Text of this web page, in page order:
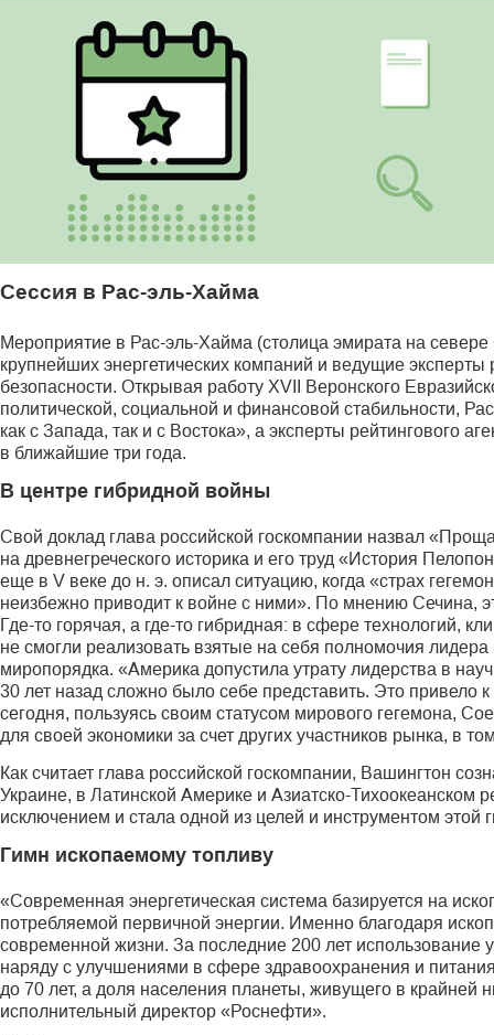
Сессия в Рас-эль-Хайма
Мероприятие в Рас-эль-Хайма (столица эмирата на
крупнейших энергетических компаний и ведущие
безопасности. Открывая работу XVII Веронского
политической, социальной и финансовой стабильности,
как с Запада, так и с Востока», а эксперты рейтингового
в ближайшие три года.
В центре гибридной войны
Свой доклад глава российской госкомпании назвал
на древнегреческого историка и его труд «История
еще в V веке до н. э. описал ситуацию, когда «страх
неизбежно приводит к войне с ними». По мнению Сечина,
Где-то горячая, а где-то гибридная: в сфере технологий,
не смогли реализовать взятые на себя полномочия
миропорядка. «Америка допустила утрату лидерства в
30 лет назад сложно было себе представить. Это
сегодня, пользуясь своим статусом мирового гегемона,
для своей экономики за счет других участников рынка, в
Как считает глава российской госкомпании, Вашингтон
Украине, в Латинской Америке и Азиатско-Тихоокеанском
исключением и стала одной из целей и инструментом
Гимн ископаемому топливу
«Современная энергетическая система базируется на
потребляемой первичной энергии. Именно благодаря
современной жизни. За последние 200 лет использование
наряду c улучшениями в сфере здравоохранения и
до 70 лет, а доля населения планеты, живущего в
исполнительный директор «Роснефти».